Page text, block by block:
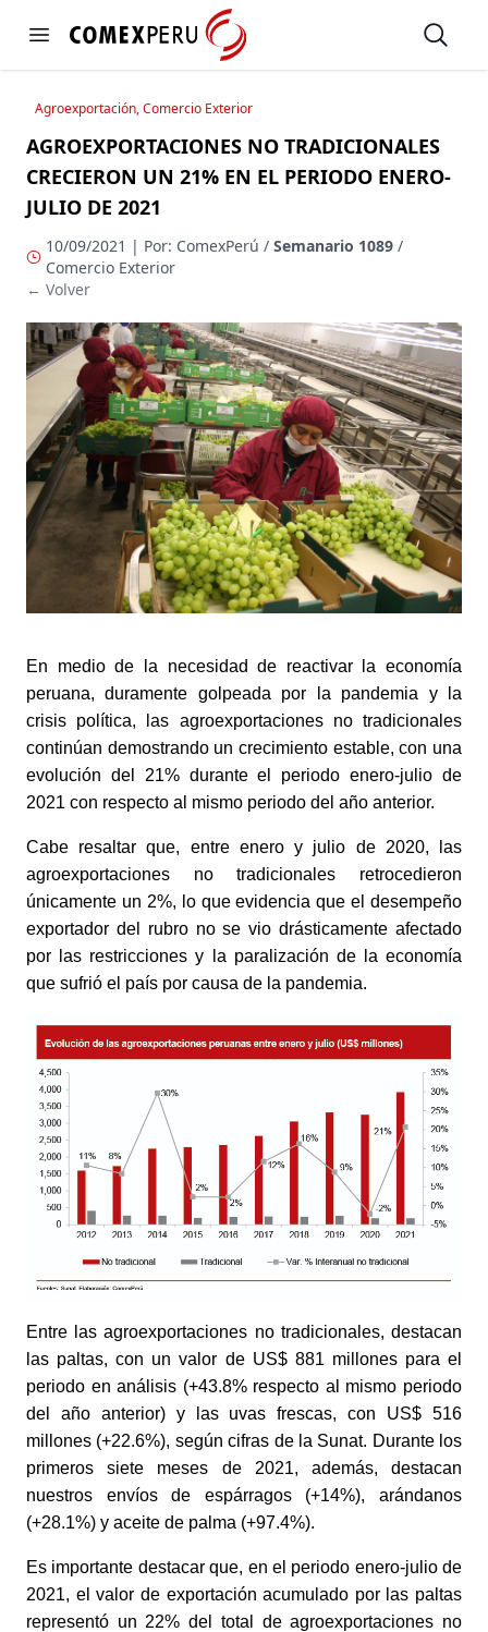
Open menu
https://www.comexperu.org.pe Open
Agroexportación, Comercio Exterior
AGROEXPORTACIONES NO TRADICIONALES
CRECIERON UN 21% EN EL PERIODO ENERO-
JULIO DE 2021
10/09/2021 | Por: ComexPerú / Semanario 1089/
Comercio Exterior
← Volver
En medio de la necesidad de reactivar la economía
peruana, duramente golpeada por la pandemia y la
crisis política, las agroexportaciones no tradicionales
continúan demostrando un crecimiento estable, con una
evolución del 21% durante el periodo enero-julio de
2021 con respecto al mismo periodo del año anterior.
Cabe resaltar que, entre enero y julio de 2020, las
agroexportaciones no tradicionales retrocedieron
únicamente un 2%, lo que evidencia que el desempeño
exportador del rubro no se vio drásticamente afectado
por las restricciones y la paralización de la economía
que sufrió el país por causa de la pandemia.
Entre las agroexportaciones no tradicionales, destacan
las paltas, con un valor de US$ 881 millones para el
periodo en análisis (+43.8% respecto al mismo periodo
del año anterior) y las uvas frescas, con US$ 516
millones (+22.6%), según cifras de la Sunat. Durante los
primeros siete meses de 2021, además, destacan
nuestros envíos de espárragos (+14%), arándanos
(+28.1%) y aceite de palma (+97.4%).
Es importante destacar que, en el periodo enero-julio de
2021, el valor de exportación acumulado por las paltas
representó un 22% del total de agroexportaciones no